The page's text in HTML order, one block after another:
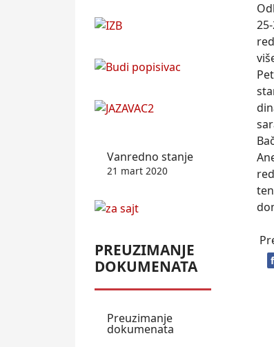
Vanredno stanje
21 mart 2020
PREUZIMANJE
DOKUMENATA
Preuzimanje
dokumenata
f